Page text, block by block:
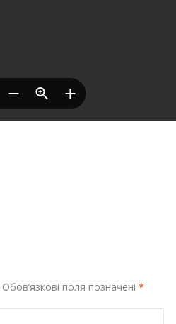
Обов’язкові поля позначені *